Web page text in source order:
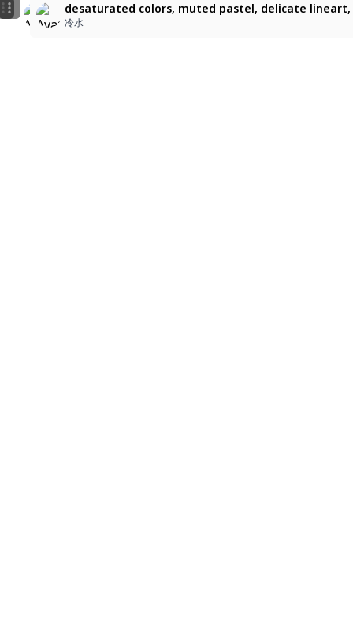
Blue-Eyed Cutie with Hair Clips
Angellchii
ra-zu
desaturated colors, muted pastel, delicate
冷水